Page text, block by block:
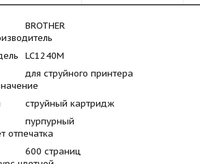
BROTHER
LC1240M
для струйного принтера
струйный картридж
пурпурный
отпечатка
600 страниц